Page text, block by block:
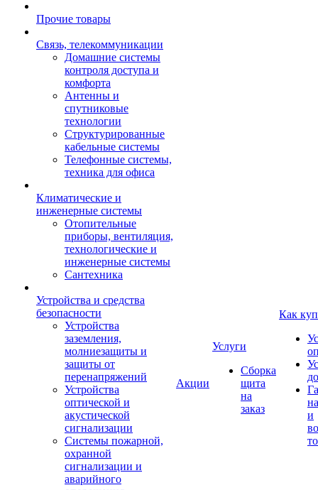
Прочие товары
Связь, телекоммуникации
Домашние системы
контроля доступа и
комфорта
Антенны и
спутниковые
технологии
Структурированные
кабельные системы
Телефонные системы,
техника для офиса
Климатические и
инженерные системы
Отопительные
приборы, вентиляция,
технологические и
инженерные системы
Сантехника
Устройства и средства
безопасности
Устройства
заземления,
молниезащиты и
защиты от
перенапряжений
Устройства
оптической и
акустической
сигнализации
Системы пожарной,
охранной
сигнализации и
аварийного
Акции
Услуги
Сборка
щита
на
заказ
Как
и